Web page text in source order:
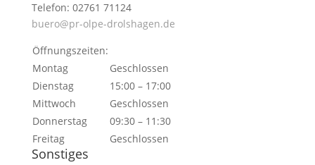
Telefon: 02761 71124
buero@pr-olpe-drolshagen.de
Öffnungszeiten:
Montag
Geschlossen
Dienstag
15:00 – 17:00
Mittwoch
Geschlossen
Donnerstag
09:30 – 11:30
Freitag
Geschlossen
Sonstiges